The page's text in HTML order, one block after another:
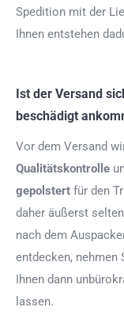
Spedition mit der
Ihnen entstehen
Ist der Versand
beschädigt
Vor dem Versand
Qualitätskontrolle
gepolstert für den
daher äußerst
nach dem
entdecken, nehmen
Ihnen dann
lassen.